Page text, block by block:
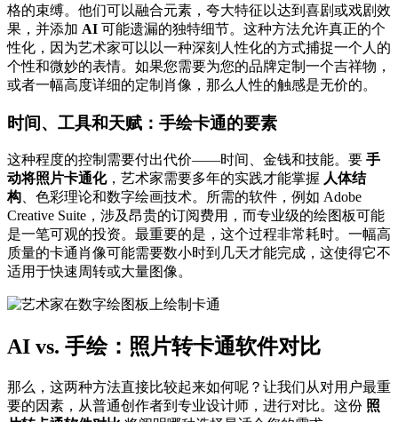
格的束缚。他们可以融合元素，夸大特征以达到喜剧或戏剧效
果，并添加 AI 可能遗漏的独特细节。这种方法允许真正的个
性化，因为艺术家可以以一种深刻人性化的方式捕捉一个人的
个性和微妙的表情。如果您需要为您的品牌定制一个吉祥物，
或者一幅高度详细的定制肖像，那么人性的触感是无价的。
时间、工具和天赋：手绘卡通的要素
这种程度的控制需要付出代价——时间、金钱和技能。要 手
动将照片卡通化，艺术家需要多年的实践才能掌握 人体结
构 、色彩理论和数字绘画技术。所需的软件，例如 Adobe
Creative Suite，涉及昂贵的订阅费用，而专业级的绘图板可能
是一笔可观的投资。最重要的是，这个过程非常耗时。一幅高
质量的卡通肖像可能需要数小时到几天才能完成，这使得它不
适用于快速周转或大量图像。
AI vs. 手绘：照片转卡通软件对比
那么，这两种方法直接比较起来如何呢？让我们从对用户最重
要的因素，从普通创作者到专业设计师，进行对比。这份 照